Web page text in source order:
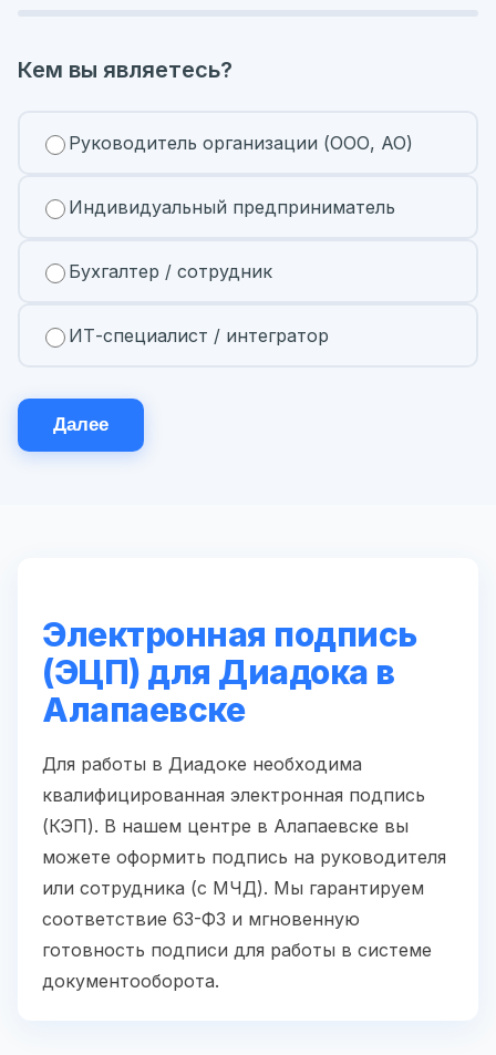
Кем вы являетесь?
Руководитель организации (ООО, АО)
Индивидуальный предприниматель
Бухгалтер / сотрудник
ИТ-специалист / интегратор
Далее
Электронная подпись
(ЭЦП) для Диадока в
Алапаевске
Для работы в Диадоке необходима
квалифицированная электронная подпись
(КЭП). В нашем центре в Алапаевске вы
можете оформить подпись на руководителя
или сотрудника (с МЧД). Мы гарантируем
соответствие 63-ФЗ и мгновенную
готовность подписи для работы в системе
документооборота.